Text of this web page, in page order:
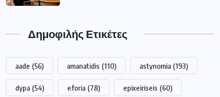
Δημοφιλής Ετικέτες
aade (56) amanatidis (110) astynomia (193)
dypa (54) eforia (78) epixeiriseis (60)